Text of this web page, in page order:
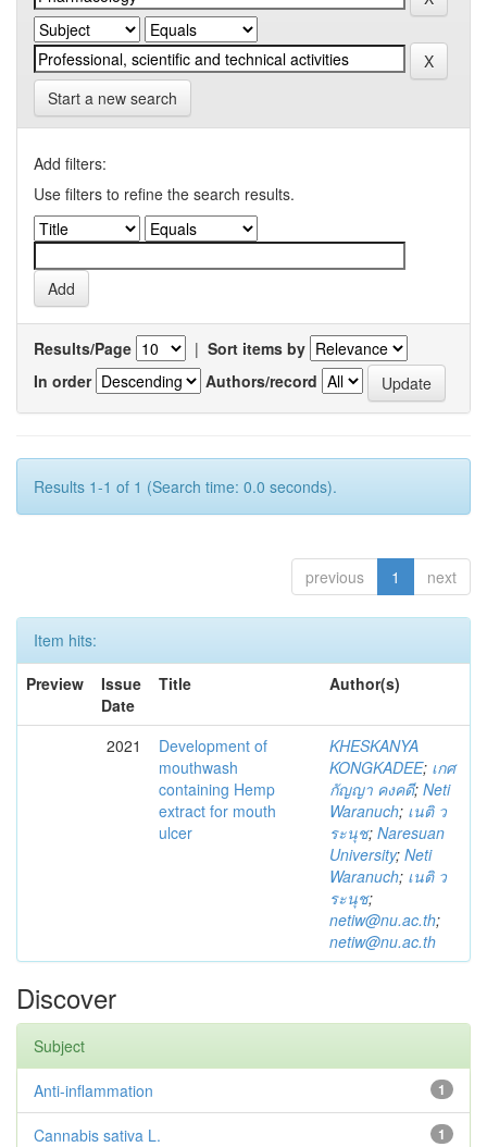
Start a new search
Add filters:
Use filters to refine the search results.
Results/Page | Sort items by
In order
Authors/record
Results 1-1 of 1 (Search time: 0.0 seconds).
previous 1 next
Item hits:
Preview
Issue
Date
Title Author(s)
2021
Development of
mouthwash
containing Hemp
extract for mouth
ulcer
KHESKANYA
KONGKADEE; เกศ
กัญญา คงคดี; Neti
Waranuch; เนติ ว
ระนุช; Naresuan
University; Neti
Waranuch; เนติ ว
ระนุช;
netiw@nu.ac.th;
netiw@nu.ac.th
Discover
Subject
1
Anti-inflammation
1
Cannabis sativa L.